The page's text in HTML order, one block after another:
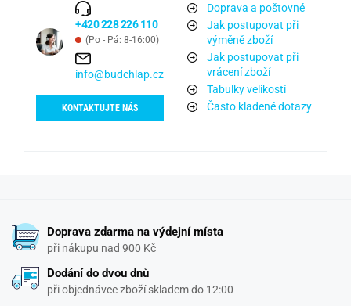
+420 228 226 110
(Po - Pá: 8-16:00)
info@budchlap.cz
KONTAKTUJTE NÁS
Doprava a poštovné
Jak postupovat při
výměně zboží
Jak postupovat při
vrácení zboží
Tabulky velikostí
Často kladené dotazy
Doprava zdarma na výdejní místa
při nákupu nad 900 Kč
Dodání do dvou dnů
při objednávce zboží skladem do 12:00